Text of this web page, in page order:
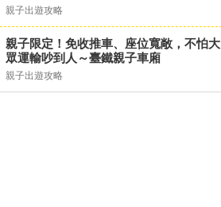
親子出遊攻略
親子限定！免收推車、座位寬敞，不怕大
眾運輸吵到人～臺鐵親子車廂
親子出遊攻略